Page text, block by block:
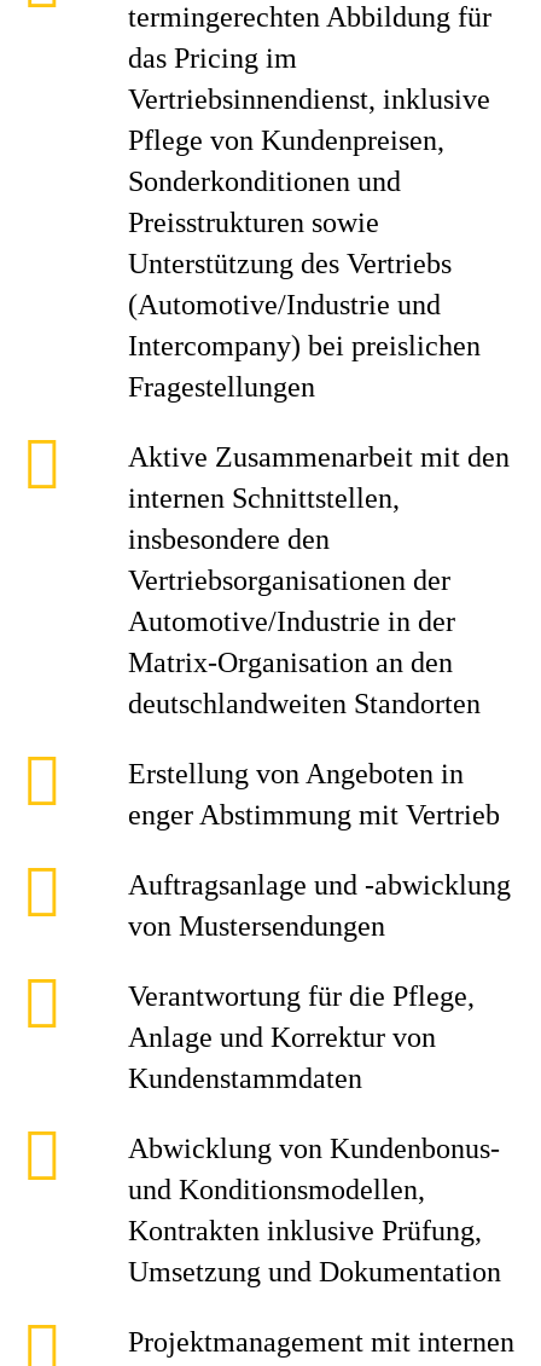
termingerechten Abbildung für
das Pricing im
Vertriebsinnendienst, inklusive
Pflege von Kundenpreisen,
Sonderkonditionen und
Preisstrukturen sowie
Unterstützung des Vertriebs
(Automotive/Industrie und
Intercompany) bei preislichen
Fragestellungen
Aktive Zusammenarbeit mit den
internen Schnittstellen,
insbesondere den
Vertriebsorganisationen der
Automotive/Industrie in der
Matrix-Organisation an den
deutschlandweiten Standorten
Erstellung von Angeboten in
enger Abstimmung mit Vertrieb
Auftragsanlage und ‑abwicklung
von Mustersendungen
Verantwortung für die Pflege,
Anlage und Korrektur von
Kundenstammdaten
Abwicklung von Kundenbonus‑
und Konditionsmodellen,
Kontrakten inklusive Prüfung,
Umsetzung und Dokumentation
Projektmanagement mit internen